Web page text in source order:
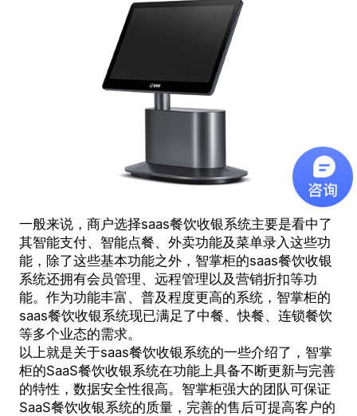
一般来说，商户选择saas餐饮收银系统主要是看中了
其智能支付、智能点餐、外卖功能及菜单录入这些功
能，除了这些基本功能之外，智掌柜的saas餐饮收银
系统还拥有会员管理、远程管理以及营销折扣等功
能。作为功能丰富、普及程度更高的系统，智掌柜的
saas餐饮收银系统现已满足了中餐、快餐、连锁餐饮
等多个业态的需求。
以上就是关于saas餐饮收银系统的一些介绍了，智掌
柜的SaaS餐饮收银系统在功能上具备不断更新与完善
的特性，数据安全性很高。智掌柜强大的团队可保证
SaaS餐饮收银系统的质量，完善的售后可提高客户的